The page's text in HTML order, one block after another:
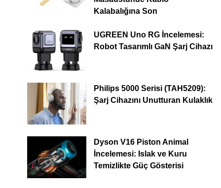
Kalabalığına Son
UGREEN Uno RG İncelemesi:
Robot Tasarımlı GaN Şarj Cihazı
Philips 5000 Serisi (TAH5209):
Şarj Cihazını Unutturan Kulaklık
Dyson V16 Piston Animal
İncelemesi: Islak ve Kuru
Temizlikte Güç Gösterisi